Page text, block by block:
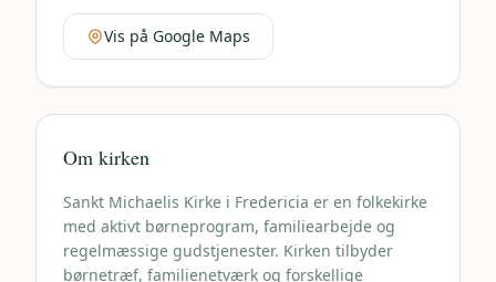
Vis på Google Maps
Om kirken
Sankt Michaelis Kirke i Fredericia er en folkekirke
med aktivt børneprogram, familiearbejde og
regelmæssige gudstjenester. Kirken tilbyder
børnetræf, familienetværk og forskellige